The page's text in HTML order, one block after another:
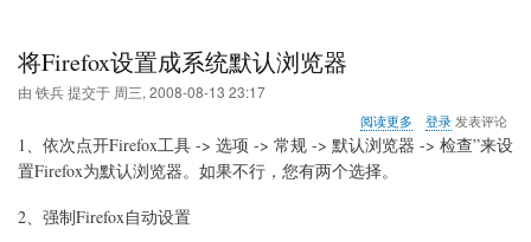
将Firefox设置成系统默认浏览器
由 铁兵提交于 周三, 2008-08-13 23:17
阅读更多
于
将
登录发表评论
1、依次点开Firefox工具 -> 选项 -> 常规 -> 默认浏览器 -> 检查”来设
置Firefox为默认浏览器。如果不行，您有两个选择。
2、强制Firefox自动设置